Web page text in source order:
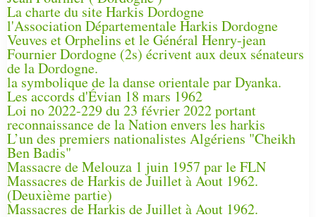
La charte du site Harkis Dordogne
l'Association Départementale Harkis Dordogne
Veuves et Orphelins et le Général Henry-jean
Fournier Dordogne (2s) écrivent aux deux sénateurs
de la Dordogne.
la symbolique de la danse orientale par Dyanka.
Les accords d'Évian 18 mars 1962
Loi no 2022-229 du 23 février 2022 portant
reconnaissance de la Nation envers les harkis
L’un des premiers nationalistes Algériens "Cheikh
Ben Badis"
Massacre de Melouza 1 juin 1957 par le FLN
Massacres de Harkis de Juillet à Aout 1962.
(Deuxième partie)
Massacres de Harkis de Juillet à Aout 1962.